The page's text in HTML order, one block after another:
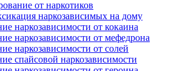
от наркотиков
наркозависимых на дому
наркозависимости от кокаина
наркозависимости от мефедрона
наркозависимости от солей
спайсовой наркозависимости